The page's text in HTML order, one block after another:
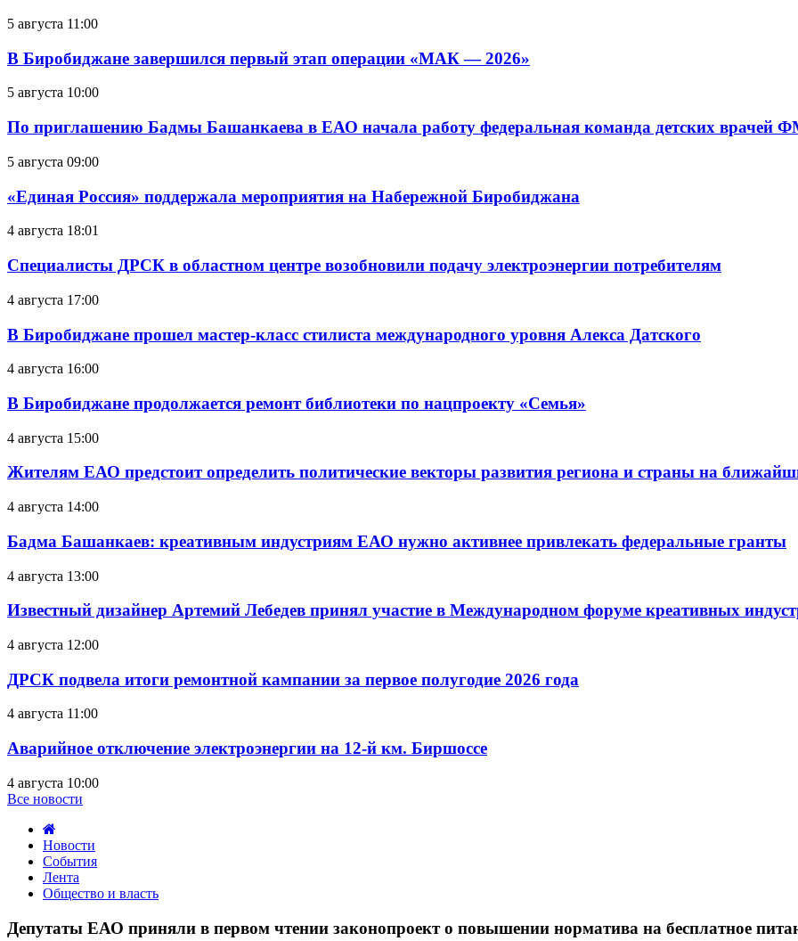
5 августа 11:00
В Биробиджане завершился первый этап операции «МАК — 2026»
5 августа 10:00
По приглашению Бадмы Башанкаева в ЕАО начала работу федеральная команда детских врачей
5 августа 09:00
«Единая Россия» поддержала мероприятия на Набережной Биробиджана
4 августа 18:01
Специалисты ДРСК в областном центре возобновили подачу электроэнергии потребителям
4 августа 17:00
В Биробиджане прошел мастер-класс стилиста международного уровня Алекса Датского
4 августа 16:00
В Биробиджане продолжается ремонт библиотеки по нацпроекту «Семья»
4 августа 15:00
Жителям ЕАО предстоит определить политические векторы развития региона и страны на
4 августа 14:00
Бадма Башанкаев: креативным индустриям ЕАО нужно активнее привлекать федеральные гранты
4 августа 13:00
Известный дизайнер Артемий Лебедев принял участие в Международном форуме креативных
4 августа 12:00
ДРСК подвела итоги ремонтной кампании за первое полугодие 2026 года
4 августа 11:00
Аварийное отключение электроэнергии на 12-й км. Биршоссе
4 августа 10:00
Все новости
Новости
События
Лента
Общество и власть
ЕАО
Депутаты ЕАО приняли в первом чтении законопроект о повышении норматива на бесплатное